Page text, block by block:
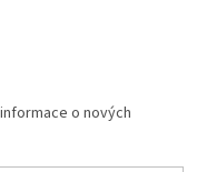
o nových